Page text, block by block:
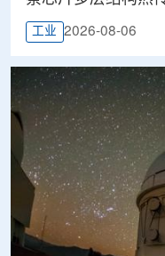
工业 2026-08-06